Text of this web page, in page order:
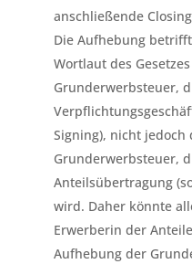
anschließende
Die Aufhebung
Wortlaut des
Grunderwerbsteuer,
Signing), nicht jedoch
Grunderwerbsteuer,
Anteilsübertragung
wird. Daher könnte
Erwerberin der
Aufhebung der